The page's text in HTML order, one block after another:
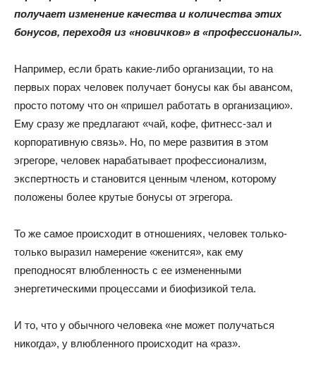
получает изменение качества и количества этих
бонусов, переходя из «новичков» в «профессионалы».
Например, если брать какие-либо организации, то на
первых порах человек получает бонусы как бы авансом,
просто потому что он «пришел работать в организацию».
Ему сразу же предлагают «чай, кофе, фитнесс-зал и
корпоративную связь». Но, по мере развития в этом
эгрегоре, человек нарабатывает профессионализм,
экспертность и становится ценным членом, которому
положены более крутые бонусы от эгрегора.
То же самое происходит в отношениях, человек только-
только выразил намерение «женится», как ему
преподносят влюбленность с ее измененными
энергетическими процессами и биофизикой тела.
И то, что у обычного человека «не может получаться
никогда», у влюбленного происходит на «раз».